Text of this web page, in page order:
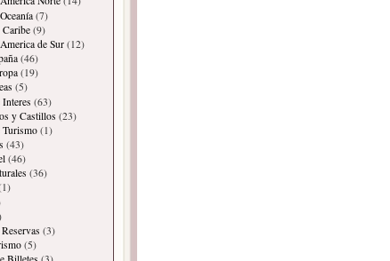
(7)
Caribe (9)
de Sur (12)
(46)
(19)
(5)
(63)
y Castillos (23)
Turismo (1)
(43)
(46)
(36)
(3)
(5)